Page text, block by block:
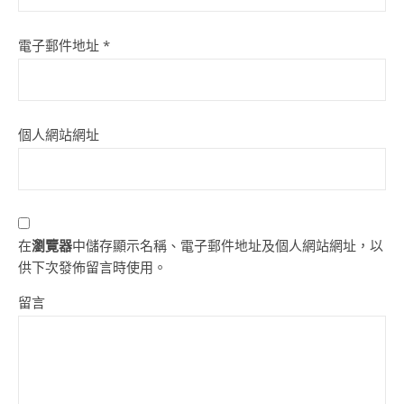
電子郵件地址 *
個人網站網址
在瀏覽器中儲存顯示名稱、電子郵件地址及個人網站網址，以
供下次發佈留言時使用。
留言